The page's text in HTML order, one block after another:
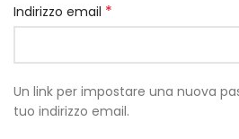
Indirizzo email *
Un link per impostare una nuova
tuo indirizzo email.